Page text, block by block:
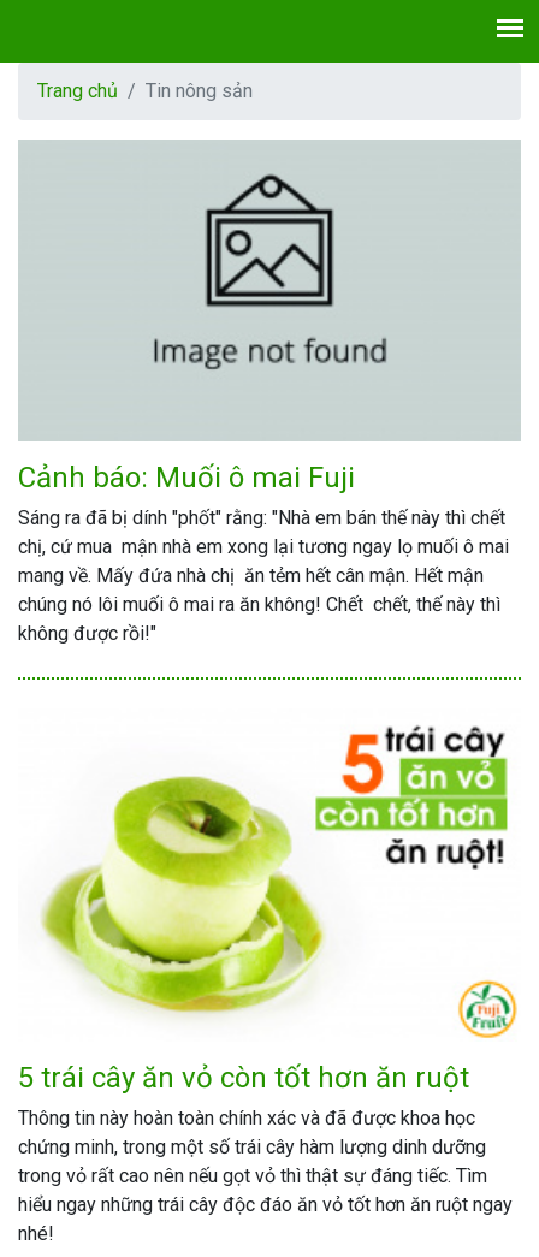
Trang chủ Tin nông sản
Cảnh báo: Muối ô mai Fuji
Sáng ra đã bị dính "phốt" rằng: "Nhà em bán thế này thì chết
chị, cứ mua mận nhà em xong lại tương ngay lọ muối ô mai
mang về. Mấy đứa nhà chị ăn tẻm hết cân mận. Hết mận
chúng nó lôi muối ô mai ra ăn không! Chết chết, thế này thì
không được rồi!"
5 trái cây ăn vỏ còn tốt hơn ăn ruột
Thông tin này hoàn toàn chính xác và đã được khoa học
chứng minh, trong một số trái cây hàm lượng dinh dưỡng
trong vỏ rất cao nên nếu gọt vỏ thì thật sự đáng tiếc. Tìm
hiểu ngay những trái cây độc đáo ăn vỏ tốt hơn ăn ruột ngay
nhé!